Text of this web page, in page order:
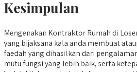
Kesimpulan
Mengenakan Kontraktor Rumah di
yang bijaksana kala anda membuat
faedah yang dihasilkan dari
mutu fungsi yang lebih baik, serta